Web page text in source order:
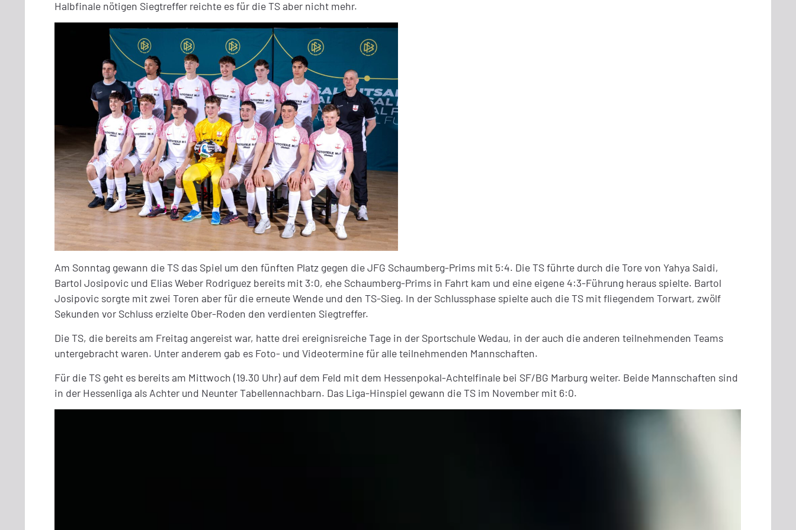
Halbfinale nötigen Siegtreffer reichte es für die TS aber nicht mehr.
Am Sonntag gewann die TS das Spiel um den fünften Platz gegen die JFG Schaumberg-Prims mit 5:4. Die TS führte durch die Tore von Yahya Saidi,
Bartol Josipovic und Elias Weber Rodriguez bereits mit 3:0, ehe Schaumberg-Prims in Fahrt kam und eine eigene 4:3-Führung heraus spielte. Bartol
Josipovic sorgte mit zwei Toren aber für die erneute Wende und den TS-Sieg. In der Schlussphase spielte auch die TS mit fliegendem Torwart, zwölf
Sekunden vor Schluss erzielte Ober-Roden den verdienten Siegtreffer.
Die TS, die bereits am Freitag angereist war, hatte drei ereignisreiche Tage in der Sportschule Wedau, in der auch die anderen teilnehmenden Teams
untergebracht waren. Unter anderem gab es Foto- und Videotermine für alle teilnehmenden Mannschaften.
Für die TS geht es bereits am Mittwoch (19.30 Uhr) auf dem Feld mit dem Hessenpokal-Achtelfinale bei SF/BG Marburg weiter. Beide Mannschaften sind
in der Hessenliga als Achter und Neunter Tabellennachbarn. Das Liga-Hinspiel gewann die TS im November mit 6:0.